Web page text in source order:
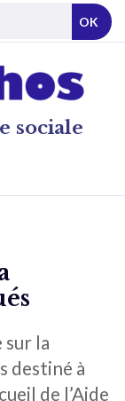
sociale
OK
sur la
destiné à
de l’Aide